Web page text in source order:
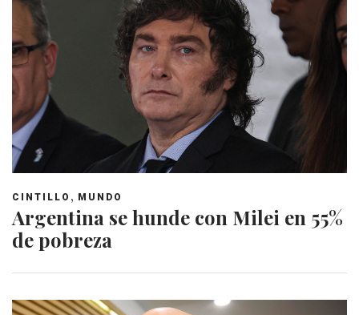
CINTILLO , MUNDO
Argentina se hunde con Milei en 55%
de pobreza